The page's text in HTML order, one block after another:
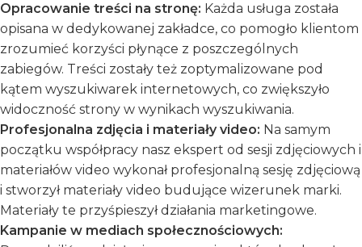
Opracowanie treści na stronę: Każda usługa została
opisana w dedykowanej zakładce, co pomogło klientom
zrozumieć korzyści płynące z poszczególnych
zabiegów. Treści zostały też zoptymalizowane pod
kątem wyszukiwarek internetowych, co zwiększyło
widoczność strony w wynikach wyszukiwania.
Profesjonalna zdjęcia i materiały video: Na samym
początku współpracy nasz ekspert od sesji zdjęciowych i
materiałów video wykonał profesjonalną sesję zdjęciową
i stworzył materiały video budujące wizerunek marki.
Materiały te przyśpieszył działania marketingowe.
Kampanie w mediach społecznościowych: